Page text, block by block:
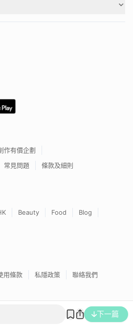
下一篇
作有價企劃
常見問題 條款及細則
Beauty Food
Blog
用條款 私隱政策 聯絡我們